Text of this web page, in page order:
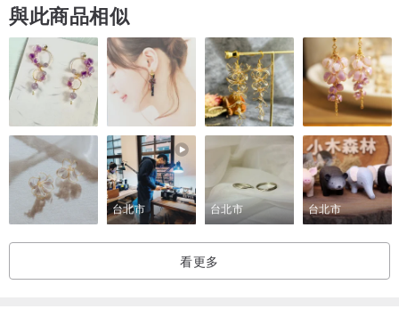
與此商品相似
台北市 台北市 台北市
看更多